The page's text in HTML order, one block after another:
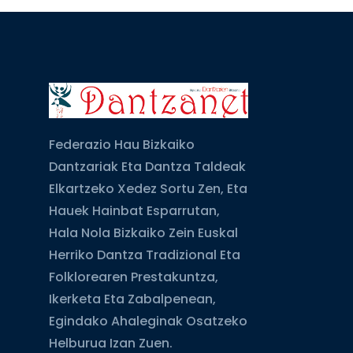
Federazio Hau Bizkaiko
Dantzariak Eta Dantza Taldeak
Elkartzeko Xedez Sortu Zen, Eta
Hauek Hainbat Esparrutan,
Hala Nola Bizkaiko Zein Euskal
Herriko Dantza Tradizional Eta
Folklorearen Prestakuntza,
Ikerketa Eta Zabalpenean,
Egindako Ahaleginak Osatzeko
Helburua Izan Zuen.